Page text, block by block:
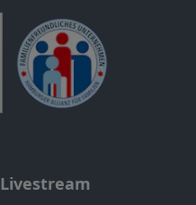
Livestream